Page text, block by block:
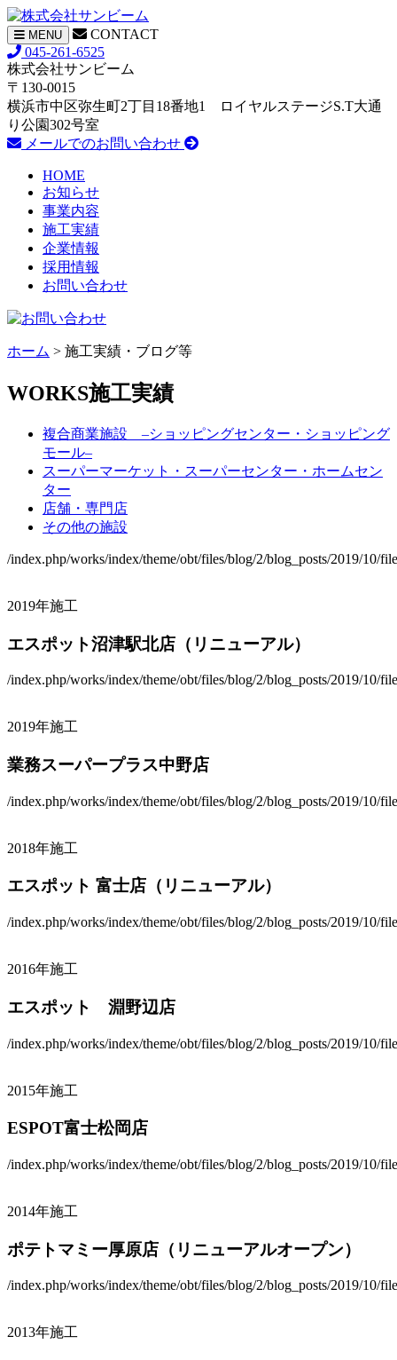
ナ
ビ
ゲ
ー
シ
ョ
ン
MENU
CONTACT
045-261-6525
株式会社サンビーム
〒130-0015
横浜市中区弥生町2丁目18番地1 ロイヤルステージS.T大通
り公園302号室
メールでのお問い合わせ
HOME
お知らせ
事業内容
施工実績
企業情報
採用情報
お問い合わせ
ホーム > 施工実績・ブログ等
WORKS施工実績
複合商業施設 –ショッピングセンター・ショッピング
モール–
スーパーマーケット・スーパーセンター・ホームセン
ター
店舗・専門店
その他の施設
/index.php/works/index/theme/obt/files/blog/2/blog_posts/2019/10/
2019年施工
エスポット沼津駅北店（リニューアル）
/index.php/works/index/theme/obt/files/blog/2/blog_posts/2019/10/
2019年施工
業務スーパープラス中野店
/index.php/works/index/theme/obt/files/blog/2/blog_posts/2019/10/
2018年施工
エスポット 富士店（リニューアル）
/index.php/works/index/theme/obt/files/blog/2/blog_posts/2019/10/
2016年施工
エスポット 淵野辺店
/index.php/works/index/theme/obt/files/blog/2/blog_posts/2019/10/
2015年施工
ESPOT富士松岡店
/index.php/works/index/theme/obt/files/blog/2/blog_posts/2019/10/
2014年施工
ポテトマミー厚原店（リニューアルオープン）
/index.php/works/index/theme/obt/files/blog/2/blog_posts/2019/10/
2013年施工